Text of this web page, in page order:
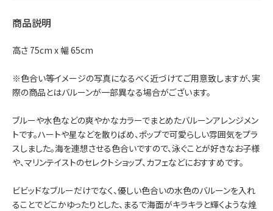
商品説明
高さ 75cm x 幅 65cm
※色合い等イメージの写真になるべく近づけてご用意致しますが、実
際の商品とはバルーンが一部異なる場合がございます。
ブルーや水色などの爽やかなカラーでまとめたバルーンアレンジメン
トです。ハートや星などを散りばめ、ポップで可愛らしい雰囲気をプラ
スしました。海を連想させる色合いですので、泳ぐことが好きなお子様
や、マリンテイストのセレクトショップ、カフェなどにおすすめです。
ビビッドなブルーだけでなく、優しい色合いの水色のバルーンを入れ
ることでどこかゆったりとした、まるで海面がキラキラと輝くような煌